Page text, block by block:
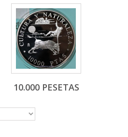
10.000 PESETAS